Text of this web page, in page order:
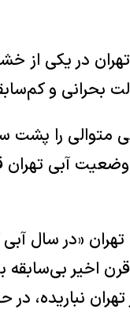
در یکی از
بحرانی و
را پشت
استان به زیر ۵ درصد،
اخیر
نباریده،